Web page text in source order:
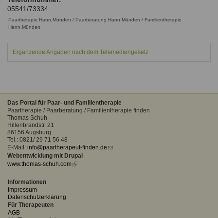
Qualität unserer Therapeuten
Seminare und Kurse
Fortbildungen
Ausbildungsinstitute
Fortbildungen
Liste der Fachverbände
Passwort*
vergessen?
Anmelden
Sitemap
Links
Formular zur Registrierung
05541/73334
Paartherapie Hann.Münden / Paarberatung Hann.Münden / Familientherapie
Hann.Münden
Ergänzende Angaben nach dem Telemediengesetz
Das Portal für Paar- und Familientherapie
Paartherapie / Paarberatung / Familientherapie finden
Thomas Schuh
Hillenbrandstr. 21
86156 Augsburg
Tel.: 0821/ 29 71 56 48
E-Mail: info@paartherapeut-finden.de (link
Webentwicklung mit Drupal
www.thomas-schuh.com(link
Informationen
Impressum
Datenschutzerklärung
Für Therapeuten
AGB